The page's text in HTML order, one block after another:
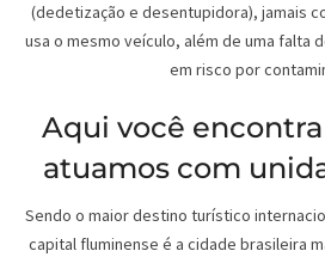
(dedetização e desentupidora), jamais
usa o mesmo veículo, além de uma falta
em risco por
Aqui você
atuamos com
Sendo o maior destino turístico
capital fluminense é a cidade brasileira